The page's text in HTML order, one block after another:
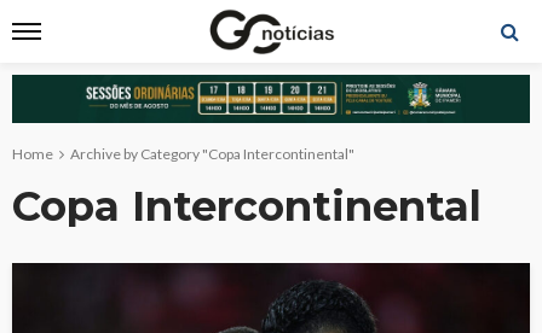
Home Archive by Category "Copa Intercontinental"
Copa Intercontinental